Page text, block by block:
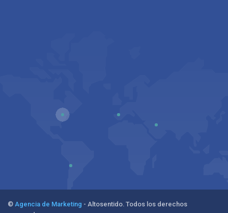
© Agencia de Marketing - Altosentido. Todos los derechos